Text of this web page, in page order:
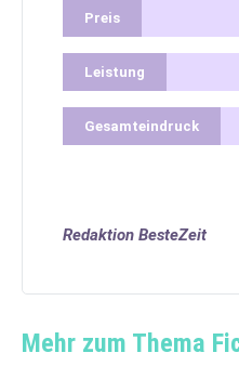
Preis
Leistung
Gesamteindruck
Redaktion BesteZeit
Mehr zum Thema